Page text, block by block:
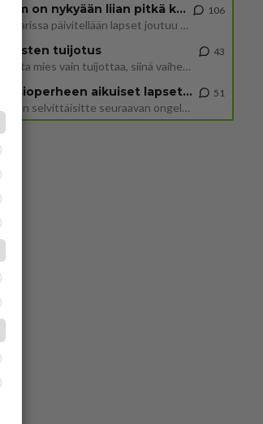
2 km on nykyään liian pitkä koulumatka
Hesarissa päivitellään lapset joutuu nyt kulkemaan 2 km kouluun jösses. Ruostefillarilla tuo matka menee vaikka miten äk
106
Miesten tuijotus
Mutta mies vain tuijottaa, siinä vaiheessa käännän itse pään pois. Mikä juttu? Yleensä jos joku tuijottaa tai katsoo, hä
43
Uusioperheen aikuiset lapset tyhjentää jääkaapin käydessään
Miten selvittäisitte seuraavan ongelman, meillä on uusioperhe, minulla teini-ikäiset lapset ja puolisolla aikuiset, jotk
51